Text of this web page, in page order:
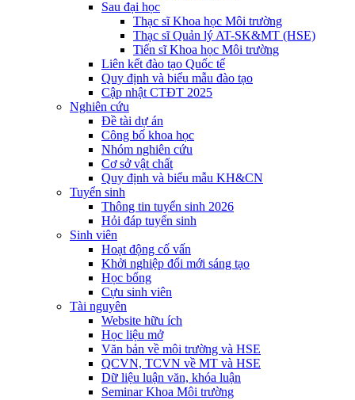
Sau đại học
Thạc sĩ Khoa học Môi trường
Thạc sĩ Quản lý AT-SK&MT (HSE)
Tiến sĩ Khoa học Môi trường
Liên kết đào tạo Quốc tế
Quy định và biểu mẫu đào tạo
Cập nhật CTĐT 2025
Nghiên cứu
Đề tài dự án
Công bố khoa học
Nhóm nghiên cứu
Cơ sở vật chất
Quy định và biểu mẫu KH&CN
Tuyển sinh
Thông tin tuyển sinh 2026
Hỏi đáp tuyển sinh
Sinh viên
Hoạt động cố vấn
Khởi nghiệp đổi mới sáng tạo
Học bổng
Cựu sinh viên
Tài nguyên
Website hữu ích
Học liệu mở
Văn bản về môi trường và HSE
QCVN, TCVN về MT và HSE
Dữ liệu luận văn, khóa luận
Seminar Khoa Môi trường